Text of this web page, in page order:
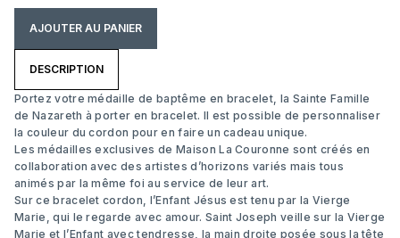
AJOUTER AU PANIER
DESCRIPTION
Portez votre médaille de baptême en bracelet, la Sainte Famille
de Nazareth à porter en bracelet. Il est possible de personnaliser
la couleur du cordon pour en faire un cadeau unique.
Les médailles exclusives de Maison La Couronne sont créés en
collaboration avec des artistes d’horizons variés mais tous
animés par la même foi au service de leur art.
Sur ce bracelet cordon, l’Enfant Jésus est tenu par la Vierge
Marie, qui le regarde avec amour. Saint Joseph veille sur la Vierge
Marie et l’Enfant avec tendresse, la main droite posée sous la tête